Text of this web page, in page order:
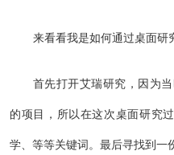
来看看我是如何通过桌面研
首先打开艾瑞研究，因为
的项目，所以在这次桌面研究
学、等等关键词。最后寻找到一